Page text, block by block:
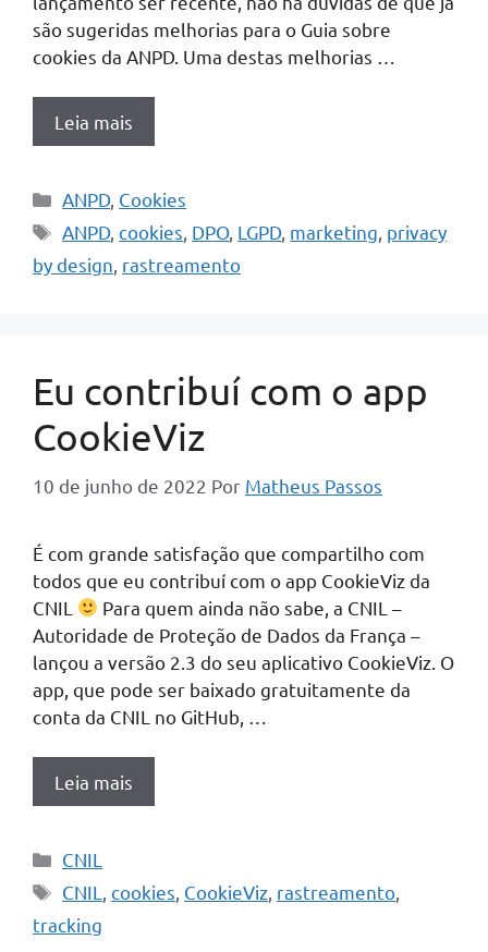
são sugeridas melhorias para o Guia sobre
cookies da ANPD. Uma destas melhorias …
Leia mais
Categorias
ANPD Cookies
Tags
ANPD ,cookies DPO, LGPD marketing privacy
by design rastreamento
Eu contribuí com o app
CookieViz
10 de junho de 2022 Por Matheus Passos
É com grande satisfação que compartilho com
todos que eu contribuí com o app CookieViz da
CNIL
Para quem ainda não sabe, a CNIL –
Autoridade de Proteção de Dados da França –
lançou a versão 2.3 do seu aplicativo CookieViz. O
app, que pode ser baixado gratuitamente da
conta da CNIL no GitHub, …
Leia mais
Categorias
CNIL
Tags
CNIL ,cookies CookieViz rastreamento
tracking